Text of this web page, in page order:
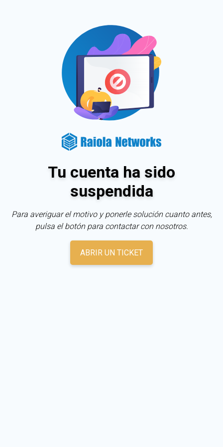
Tu cuenta ha sido
suspendida
Para averiguar el motivo y ponerle solución cuanto antes,
pulsa el botón para contactar con nosotros.
ABRIR UN TICKET